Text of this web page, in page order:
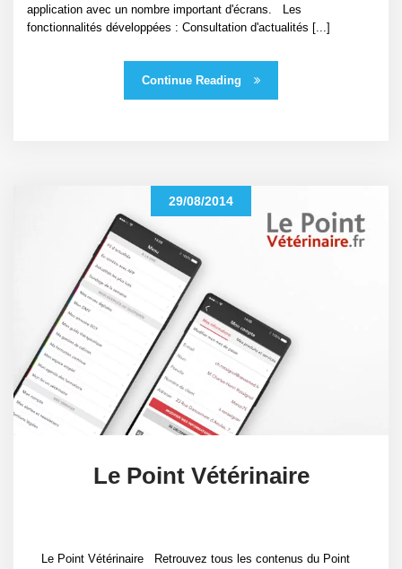
application avec un nombre important d'écrans. Les
fonctionnalités développées : Consultation d'actualités [...]
Continue Reading
29/08/2014
Le Point Vétérinaire
Le Point Vétérinaire Retrouvez tous les contenus du Point